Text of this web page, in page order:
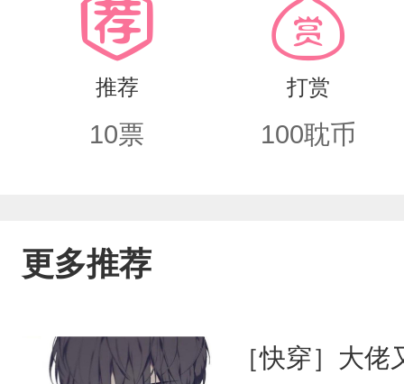
说出口，一道刺耳的警报在脑海响起
100％请尽快退出……可播报还没说完
撑多久呢。
推荐
10票
打赏
100耽币
更多推荐
［快穿］大